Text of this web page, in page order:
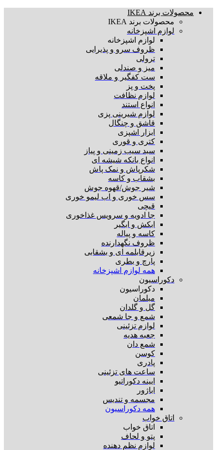
محصولات برند IKEA
محصولات برند IKEA
لوازم اشپزخانه
لوازم اشپزخانه
ظروف سرو و پذیرایی
ترولی
میز و صندلی
ست کفگیر و ملاقه
پخت و پز
لوازم نظافت
انواع استند
لوازم شیرینی پزی
قاشق و چنگال
ابزار اشپزی
کتری و قوری
سبد سیب زمینی و پیاز
انواع بانکه شیشه ای
شکرپاش و نمک پاش
بشقاب و کاسه
شیر جوش/قهوه جوش
سس خوری و اب لیمو خوری
قیچی
جا ادویه و سرویس غذاخوری
ابکش و ابگیر
کاسه و پیاله
ظروف نگهدارنده
زیرقابلمه ای و بشقابی
پارچ و بطری
همه لوازم اشپزخانه
دکوراسیون
دکوراسیون
مبلمان
گل و گلدان
شمع و جا شمعی
لوازم تزئینی
جعبه هدیه
شمع دان
کوسن
پادری
ساعت های تزئینی
ایینه دکوراتیو
اباژور
مجسمه و تندیس
همه دکوراسیون
اتاق خواب
اتاق خواب
پتو و لحاف
لوازم نظم دهنده